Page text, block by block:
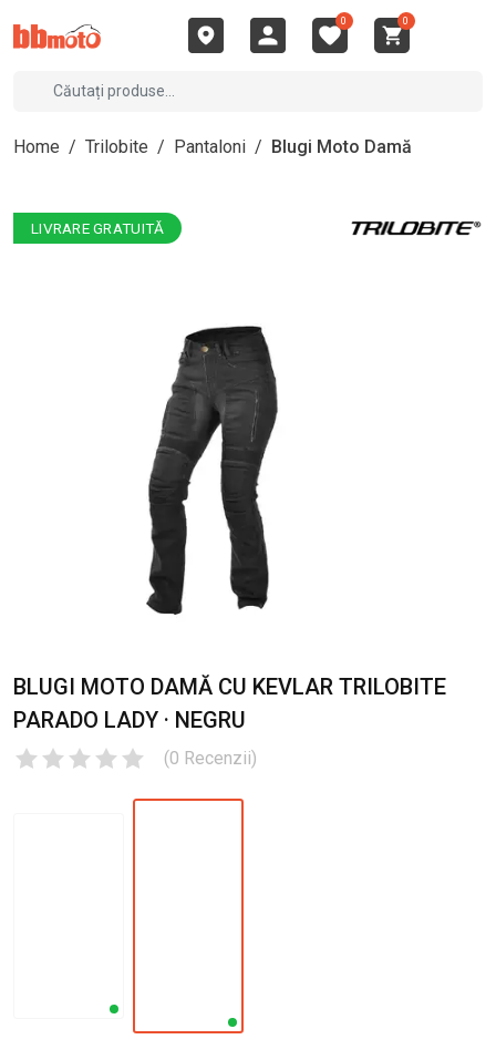
0 0
Home / Trilobite / Pantaloni / Blugi Moto Damă
LIVRARE GRATUITĂ
BLUGI MOTO DAMĂ CU KEVLAR TRILOBITE
PARADO LADY · NEGRU
(0 Recenzii)